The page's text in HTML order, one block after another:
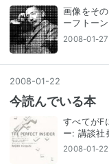
画像をそ
ーフトー
2008-01-
2008-01 -22
今読んでいる本
すべてがF
ー: 講談
2008-01-